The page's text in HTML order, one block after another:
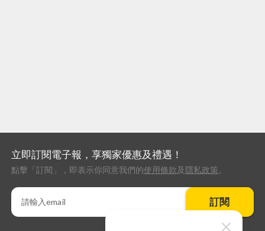
立即訂閱電子報，享獨家優惠及禮遇！
點擊「訂閱」，即表示你同意我們的使用條款及 隱私政策。
訂閱